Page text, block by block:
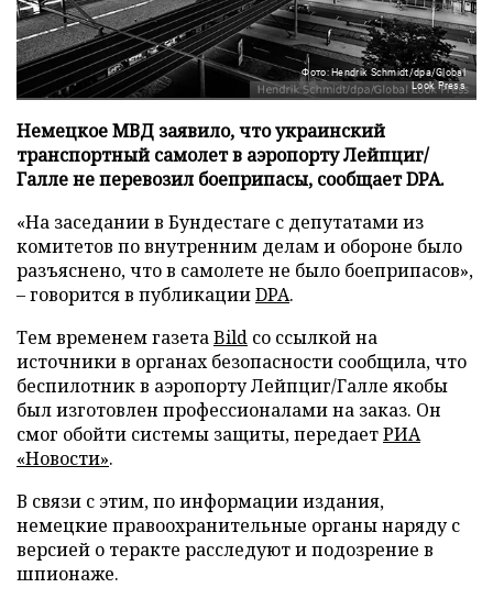
Фото: Hendrik Schmidt/dpa/Global
Look Press
Немецкое МВД заявило, что украинский
транспортный самолет в аэропорту Лейпциг/
Галле не перевозил боеприпасы, сообщает DPA.
«На заседании в Бундестаге с депутатами из
комитетов по внутренним делам и обороне было
разъяснено, что в самолете не было боеприпасов»,
– говорится в публикацииDPA.
Тем временем газетаBild со ссылкой на
источники в органах безопасности сообщила, что
беспилотник в аэропорту Лейпциг/Галле якобы
был изготовлен профессионалами на заказ. Он
смог обойти системы защиты, передаетРИА
«Новости».
В связи с этим, по информации издания,
немецкие правоохранительные органы наряду с
версией о теракте расследуют и подозрение в
шпионаже.